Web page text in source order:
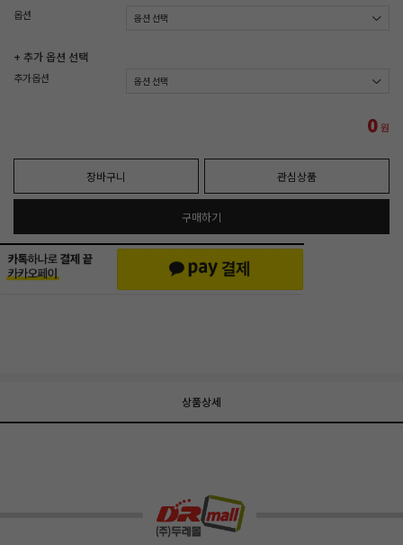
옵션
+ 추가 옵션 선택
추가옵션
0원
장바구니 관심상품
구매하기
상품상세